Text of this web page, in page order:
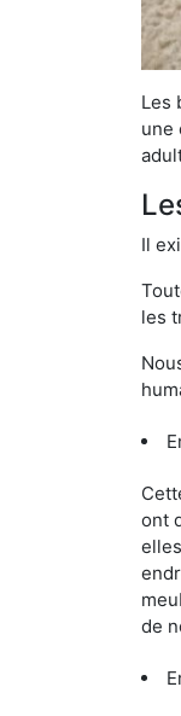
Les
une
Il
les
ont
de